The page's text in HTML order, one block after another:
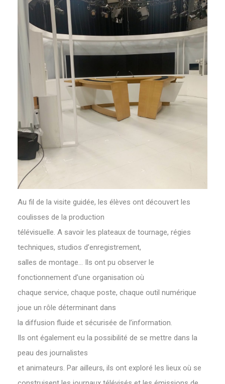
Au fil de la visite guidée, les élèves ont découvert les
coulisses de la production
télévisuelle. A savoir les plateaux de tournage, régies
techniques, studios d’enregistrement,
salles de montage… Ils ont pu observer le
fonctionnement d’une organisation où
chaque service, chaque poste, chaque outil numérique
joue un rôle déterminant dans
la diffusion fluide et sécurisée de l’information.
Ils ont également eu la possibilité de se mettre dans la
peau des journalistes
et animateurs. Par ailleurs, ils ont exploré les lieux où se